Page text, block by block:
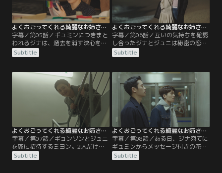
よくおごってくれる綺麗なお姉さん 日本編集版 第05話／字幕
字幕／第05話／ギュミンにつきまと
われるジナは、過去を消す決心をし
思い出の品を処分しようとする。そ
んな中、ジナが自分に会いに来てい
訪ねる。2人の距離はどんどん縮ま
るが、どういうわけかタイミングが
合わない。そんな時、ついに決定的
Subtitle
よくおごってくれる綺麗なお姉さん 日本編集版 第06話／字幕
字幕／第06話／互いの気持ちを確認
し合ったジナとジュニは秘密の恋愛
を始める。一方、ギュミンはジナへ
の執着心が大きくなり店にまで押し
ミンに対し、ジナは必死に抵抗す
る。そんなある日、ジュニはジナの
出張についていき2人だけの甘い時
間を過ごし…。
Subtitle
よくおごってくれる綺麗なお姉さん 日本編集版 第07話／字幕
字幕／第07話／ギョンソンとジュニ
を家に招待するミヨン。2人だけで
生きてきたギョンソンとジュニをミ
ヨンはかわいがりながらも、2人の
Subtitle
よくおごってくれる綺麗なお姉さん 日本編集版 第08話／字幕
字幕／第08話／ある日、ジナ宛てに
ギュミンからメッセージ付きの花束
が届く。それを知ったジュニはスン
ホと一緒にギュミンの家に押しかけ
Subtitle